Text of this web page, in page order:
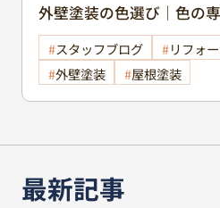
最新記事
外壁塗装の色選び｜色の
と「屋根」の組み合わせ
基本を学んで理想のイメ
ょう！
スタッフブログ
リフォ
外壁塗装
屋根塗装